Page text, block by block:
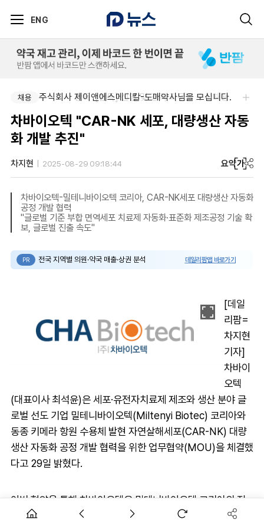
ENG
채용 주식회사 한독-[한독] 신입 및 경력 직무별 수시채용
채용 주식회사 제이앤에스메디칼-도매약사님을 모십니다.
차바이오텍 "CAR-NK 세포, 대량생산 자동
화 개발 추진"
차지현 2025-08-29 09:18:44 요약가
차바이오텍-밀테니바이오텍 코리아, CAR-NK세포 대량생산 자동화
공정 개발 협력
"글로벌 기준 부합 면역세포 치료제 자동화·표준화 제조공정 기술 확
보, 글로벌 진출 속도"
PR 전국 지역별 의원·약국 매출·상권 분석 데일리팜맵 바로가기
[데일
리팜=
차지현
기자]
차바이
오텍
(대표이사 최석윤)은 세포·유전자치료제 제조와 생산 분야 글
로벌 선도 기업 밀테니바이오텍(Miltenyi Biotec) 코리아와
동종 키메라 항원 수용체 발현 자연살해세포(CAR-NK) 대량
생산 자동화 공정 개발 협력을 위한 업무협약(MOU)을 체결했
다고 29일 밝혔다.
이번 협약을 통해 차바이오텍은 밀테니바이오텍 코리아의 전
문 장비, 기술 플랫폼과 컨설팅 지원을 기반으로, 글로벌 기준